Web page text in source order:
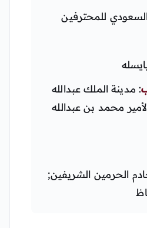
للمحترفين
: مدينة الملك عبدالله
محمد بن عبدالله
الحرمين الشريفين;